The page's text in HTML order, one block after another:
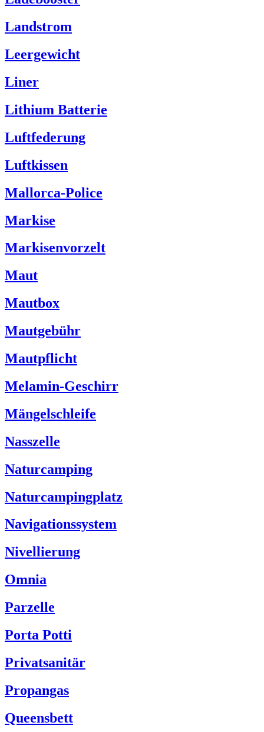
Landstrom
Leergewicht
Liner
Lithium Batterie
Luftfederung
Luftkissen
Mallorca-Police
Markise
Markisenvorzelt
Maut
Mautbox
Mautgebühr
Mautpflicht
Melamin-Geschirr
Mängelschleife
Nasszelle
Naturcamping
Naturcampingplatz
Navigationssystem
Nivellierung
Omnia
Parzelle
Porta Potti
Privatsanitär
Propangas
Queensbett